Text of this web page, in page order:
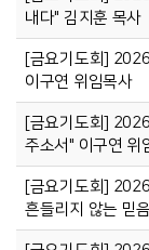
내다" 김지훈 목사
[금요기도회]
이구연 위임목사
[금요기도회]
주소서" 이구연 위
[금요기도회]
흔들리지 않는 믿